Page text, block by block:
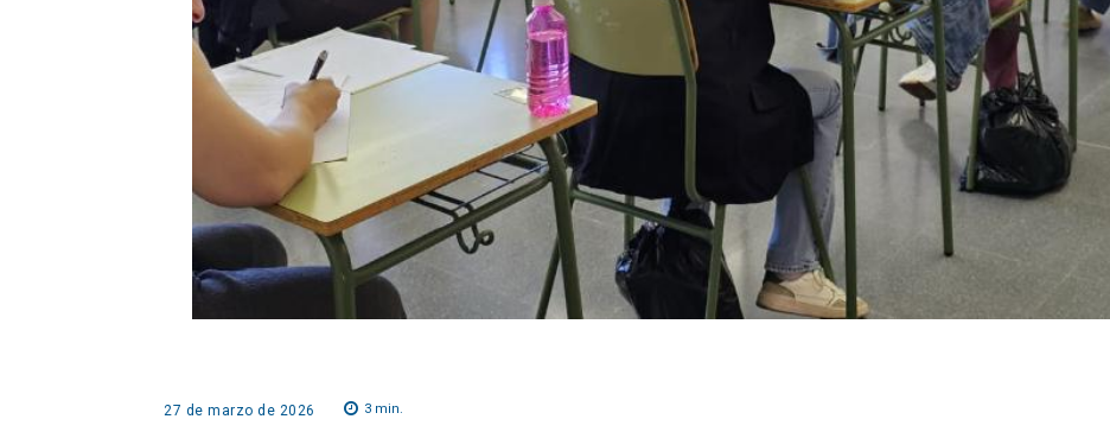
27 de marzo de 2026 3min.